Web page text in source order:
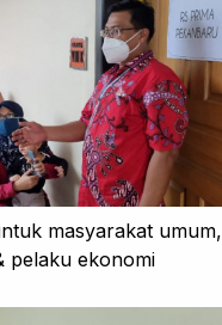
masyarakat umum,
pelaku ekonomi